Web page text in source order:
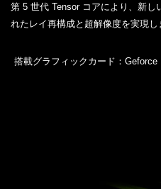
第 5 世代 Tensor コアにより、新し
れたレイ再構成と超解像度を実現し
搭載グラフィックカード：